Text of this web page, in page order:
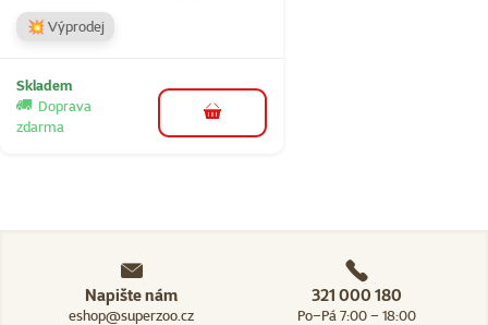
💥 Výprodej
Skladem
Doprava
zdarma
do košíku
Napište nám
eshop@superzoo.cz
321 000 180
Po–Pá 7:00 – 18:00